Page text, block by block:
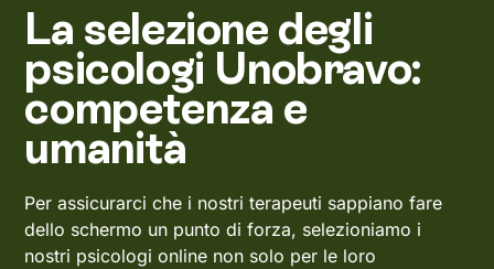
La selezione degli
psicologi Unobravo:
competenza e
umanità
Per assicurarci che i nostri terapeuti sappiano fare
dello schermo un punto di forza, selezioniamo i
nostri psicologi online non solo per le loro